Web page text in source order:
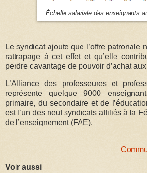
Échelle salariale des enseignants
Le syndicat ajoute que l’offre patronale
rattrapage à cet effet et qu’elle
perdre davantage de pouvoir d’achat
L’Alliance des professeures et
représente quelque 9000
primaire, du secondaire et de
est l’un des neuf syndicats affiliés à la
de l’enseignement (FAE).
Voir aussi